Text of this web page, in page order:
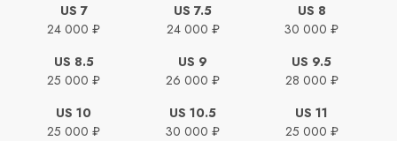
US 7
24 000 ₽
US 7.5
24 000 ₽
US 8
30 000 ₽
US 8.5
25 000 ₽
US 9
26 000 ₽
US 9.5
28 000 ₽
US 10
25 000 ₽
US 10.5
30 000 ₽
US 11
25 000 ₽